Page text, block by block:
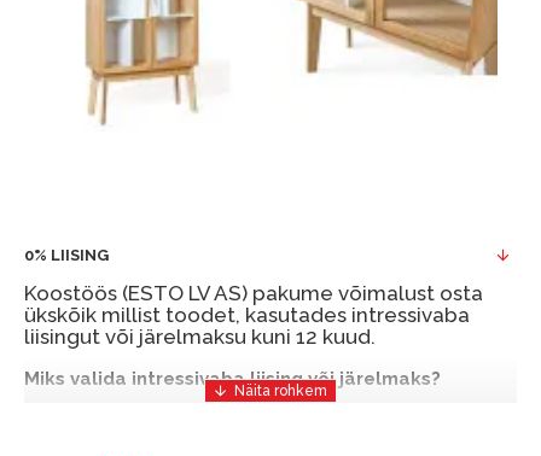
0% LIISING
Koostöös (ESTO LV AS) pakume võimalust osta
ükskõik millist toodet, kasutades intressivaba
liisingut või järelmaksu kuni 12 kuud.
Miks valida intressivaba liising või järelmaks?